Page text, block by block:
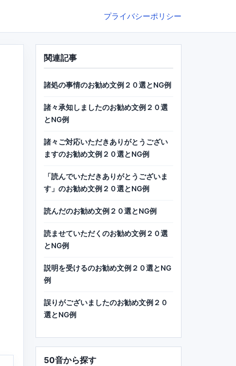
プライバシーポリシー
関連記事
諸処の事情のお勧め文例２０選とNG例
諸々承知しましたのお勧め文例２０選
とNG例
諸々ご対応いただきありがとうござい
ますのお勧め文例２０選とNG例
「読んでいただきありがとうございま
す」のお勧め文例２０選とNG例
読んだのお勧め文例２０選とNG例
読ませていただくのお勧め文例２０選
とNG例
説明を受けるのお勧め文例２０選とNG
例
誤りがございましたのお勧め文例２０
選とNG例
50音から探す